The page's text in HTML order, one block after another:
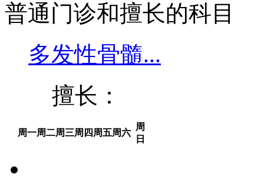
普通门诊和擅长的科目
多发性骨髓...
擅长：
周一周二周三周四 周五周六
周
日